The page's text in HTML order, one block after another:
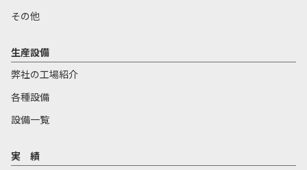
その他
生産設備
弊社の工場紹介
各種設備
設備一覧
実 績